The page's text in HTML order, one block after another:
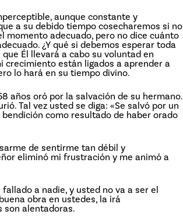
aunque constante y
a su debido tiempo cosecharemos si no
momento adecuado, pero no dice cuánto
¿Y qué si debemos esperar toda
Él llevará a cabo su voluntad en
crecimiento están ligados a aprender a
lo hará en su tiempo divino.
años oró por la salvación de su hermano.
Tal vez usted se diga: «Se salvó por un
bendición como resultado de haber orado
de sentirme tan débil y
eliminó mi frustración y me animó a
a nadie, y usted no va a ser el
obra en ustedes, la irá
son alentadoras.